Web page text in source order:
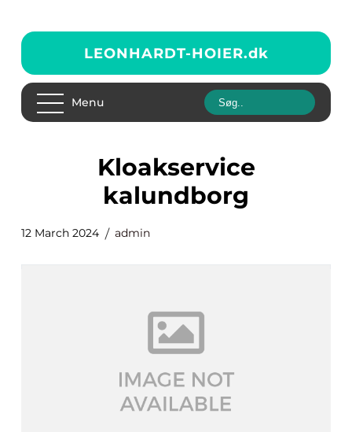
LEONHARDT-HOIER.dk
Menu
kloakservice
kalundborg
12 March 2024 admin